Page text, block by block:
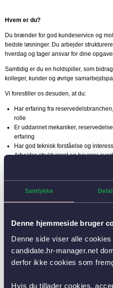
Samtykke
Denne hjemmeside bruger
Denne side viser alle
candidate.hr-manager.net
derfor ikke cookies som
Hvis du tillader cookies,
Hvem er du?
Du brænder for god kundeservice og
bedste løsninger. Du arbejder
hverdag og tager ansvar for dine
Samtidig er du en holdspiller, som
kolleger, kunder og øvrige
Vi forestiller os desuden, at du:
Har erfaring fra
rolle
Er uddannet mekaniker,
erfaring
Har god teknisk forståelse og
Arbejder struktureret og bevarer
Har gode kommunikationsevner
Er fortrolig med IT-systemer, og
Hos CAC bliver du en del af en
hånd i hånd med en uformel og
resultater skabes gennem samarbejde,
Derfor tilbyder vi: